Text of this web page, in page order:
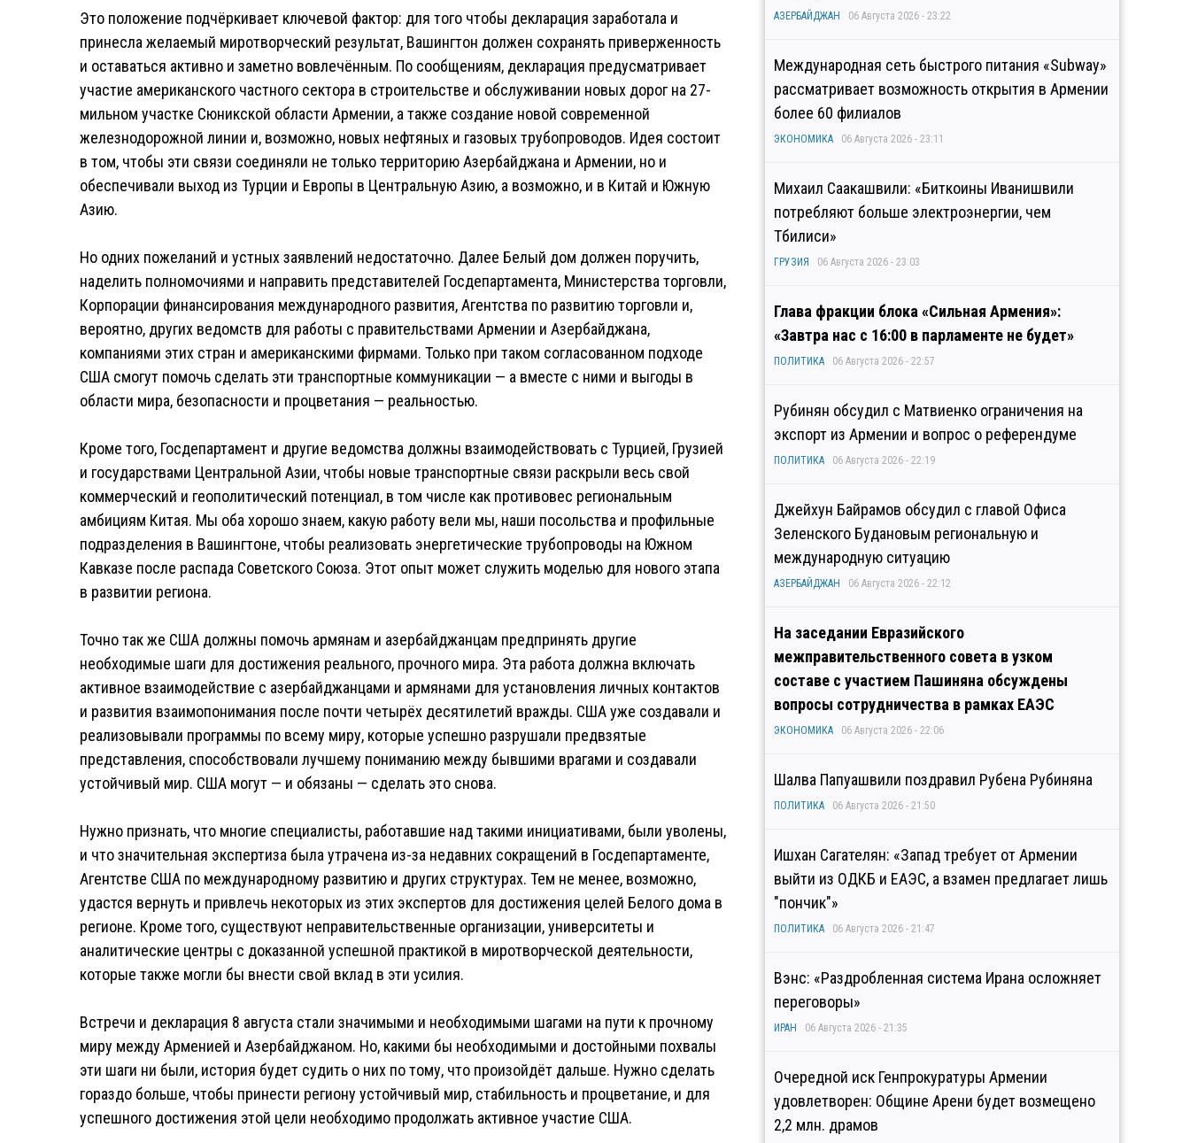
Это положение подчёркивает ключевой фактор: для того чтобы декларация заработала и
принесла желаемый миротворческий результат, Вашингтон должен сохранять приверженность
и оставаться активно и заметно вовлечённым. По сообщениям, декларация предусматривает
участие американского частного сектора в строительстве и обслуживании новых дорог на 27-
мильном участке Сюникской области Армении, а также создание новой современной
железнодорожной линии и, возможно, новых нефтяных и газовых трубопроводов. Идея состоит
в том, чтобы эти связи соединяли не только территорию Азербайджана и Армении, но и
обеспечивали выход из Турции и Европы в Центральную Азию, а возможно, и в Китай и Южную
Азию.
Но одних пожеланий и устных заявлений недостаточно. Далее Белый дом должен поручить,
наделить полномочиями и направить представителей Госдепартамента, Министерства торговли,
Корпорации финансирования международного развития, Агентства по развитию торговли и,
вероятно, других ведомств для работы с правительствами Армении и Азербайджана,
компаниями этих стран и американскими фирмами. Только при таком согласованном подходе
США смогут помочь сделать эти транспортные коммуникации — а вместе с ними и выгоды в
области мира, безопасности и процветания — реальностью.
Кроме того, Госдепартамент и другие ведомства должны взаимодействовать с Турцией, Грузией
и государствами Центральной Азии, чтобы новые транспортные связи раскрыли весь свой
коммерческий и геополитический потенциал, в том числе как противовес региональным
амбициям Китая. Мы оба хорошо знаем, какую работу вели мы, наши посольства и профильные
подразделения в Вашингтоне, чтобы реализовать энергетические трубопроводы на Южном
Кавказе после распада Советского Союза. Этот опыт может служить моделью для нового этапа
в развитии региона.
Точно так же США должны помочь армянам и азербайджанцам предпринять другие
необходимые шаги для достижения реального, прочного мира. Эта работа должна включать
активное взаимодействие с азербайджанцами и армянами для установления личных контактов
и развития взаимопонимания после почти четырёх десятилетий вражды. США уже создавали и
реализовывали программы по всему миру, которые успешно разрушали предвзятые
представления, способствовали лучшему пониманию между бывшими врагами и создавали
устойчивый мир. США могут — и обязаны — сделать это снова.
Нужно признать, что многие специалисты, работавшие над такими инициативами, были уволены,
и что значительная экспертиза была утрачена из-за недавних сокращений в Госдепартаменте,
Агентстве США по международному развитию и других структурах. Тем не менее, возможно,
удастся вернуть и привлечь некоторых из этих экспертов для достижения целей Белого дома в
регионе. Кроме того, существуют неправительственные организации, университеты и
аналитические центры с доказанной успешной практикой в миротворческой деятельности,
которые также могли бы внести свой вклад в эти усилия.
Встречи и декларация 8 августа стали значимыми и необходимыми шагами на пути к прочному
миру между Арменией и Азербайджаном. Но, какими бы необходимыми и достойными похвалы
эти шаги ни были, история будет судить о них по тому, что произойдёт дальше. Нужно сделать
гораздо больше, чтобы принести региону устойчивый мир, стабильность и процветание, и для
успешного достижения этой цели необходимо продолжать активное участие США.
АЗЕРБАЙДЖАН 06 Августа 2026 - 23:22
Международная сеть быстрого питания «Subway»
рассматривает возможность открытия в Армении
более 60 филиалов
ЭКОНОМИКА 06 Августа 2026 - 23:11
Михаил Саакашвили: «Биткоины Иванишвили
потребляют больше электроэнергии, чем
Тбилиси»
ГРУЗИЯ 06 Августа 2026 - 23:03
Глава фракции блока «Сильная Армения»:
«Завтра нас с 16:00 в парламенте не будет»
ПОЛИТИКА 06 Августа 2026 - 22:57
Рубинян обсудил с Матвиенко ограничения на
экспорт из Армении и вопрос о референдуме
ПОЛИТИКА 06 Августа 2026 - 22:19
Джейхун Байрамов обсудил с главой Офиса
Зеленского Будановым региональную и
международную ситуацию
АЗЕРБАЙДЖАН 06 Августа 2026 - 22:12
На заседании Евразийского
межправительственного совета в узком
составе с участием Пашиняна обсуждены
вопросы сотрудничества в рамках ЕАЭС
ЭКОНОМИКА 06 Августа 2026 - 22:06
Шалва Папуашвили поздравил Рубена Рубиняна
ПОЛИТИКА 06 Августа 2026 - 21:50
Ишхан Сагателян: «Запад требует от Армении
выйти из ОДКБ и ЕАЭС, а взамен предлагает лишь
"пончик"»
ПОЛИТИКА 06 Августа 2026 - 21:47
Вэнс: «Раздробленная система Ирана осложняет
переговоры»
ИРАН 06 Августа 2026 - 21:35
Очередной иск Генпрокуратуры Армении
удовлетворен: Общине Арени будет возмещено
2,2 млн. драмов